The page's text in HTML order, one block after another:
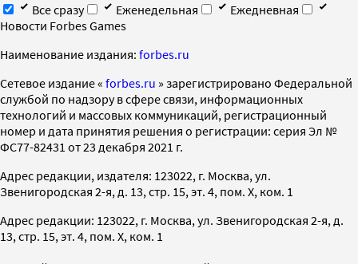
Все сразу
Еженедельная
Ежедневная
Новости Forbes Games
Наименование издания: forbes.ru
Cетевое издание « forbes.ru » зарегистрировано Федеральной
службой по надзору в сфере связи, информационных
технологий и массовых коммуникаций, регистрационный
номер и дата принятия решения о регистрации: серия Эл №
ФС77-82431 от 23 декабря 2021 г.
Адрес редакции, издателя: 123022, г. Москва, ул.
Звенигородская 2-я, д. 13, стр. 15, эт. 4, пом. X, ком. 1
Адрес редакции: 123022, г. Москва, ул. Звенигородская 2-я, д.
13, стр. 15, эт. 4, пом. X, ком. 1